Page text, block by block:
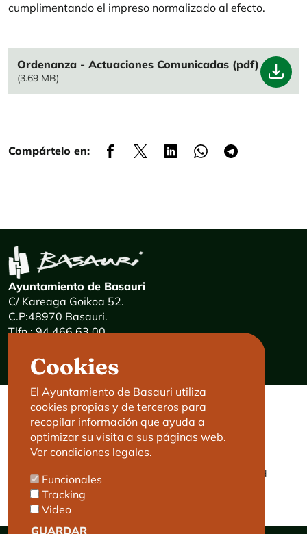
cumplimentando el impreso normalizado al efecto.
File
Ordenanza - Actuaciones Comunicadas (pdf)
(3.69 MB)
Compártelo en:
Cookies
El Ayuntamiento de Basauri utiliza
cookies propias y de terceros para
recopilar información que ayuda a
optimizar su visita a sus páginas web.
Ver condiciones legales.
Funcionales
Tracking
Video
GUARDAR
Ayuntamiento de Basauri
C/ Kareaga Goikoa 52.
C.P:48970 Basauri.
Tlfn.: 94 466 63 00
E-mail: haz@basauri.eus
CONTACTO
Basauri le atiende
Cita previa
LEGAL
Aviso legal
Política de privacidad